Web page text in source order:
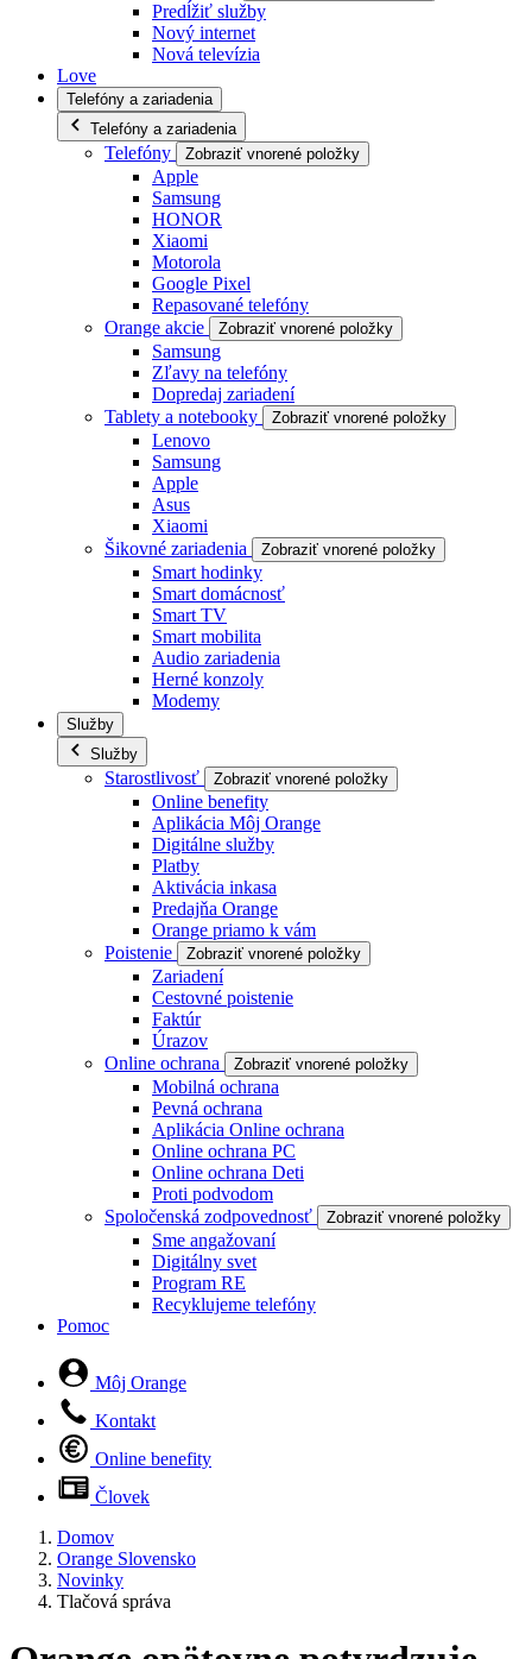
Predĺžiť služby
Nový internet
Nová televízia
Love
Telefóny a zariadenia
Telefóny a zariadenia
Telefóny Zobraziť vnorené položky
Apple
Samsung
HONOR
Xiaomi
Motorola
Google Pixel
Repasované telefóny
Orange akcie
Zobraziť vnorené položky
Samsung
Zľavy na telefóny
Dopredaj zariadení
Tablety a notebooky
Zobraziť vnorené položky
Lenovo
Samsung
Apple
Asus
Xiaomi
Šikovné zariadenia
Zobraziť vnorené položky
Smart hodinky
Smart domácnosť
Smart TV
Smart mobilita
Audio zariadenia
Herné konzoly
Modemy
Služby
Služby
Starostlivosť Zobraziť vnorené položky
Online benefity
Aplikácia Môj Orange
Digitálne služby
Platby
Aktivácia inkasa
Predajňa Orange
Orange priamo k vám
Poistenie
Zobraziť vnorené položky
Zariadení
Cestovné poistenie
Faktúr
Úrazov
Online ochrana
Zobraziť vnorené položky
Mobilná ochrana
Pevná ochrana
Aplikácia Online ochrana
Online ochrana PC
Online ochrana Deti
Proti podvodom
Spoločenská zodpovednosť
Zobraziť vnorené položky
Sme angažovaní
Digitálny svet
Program RE
Recyklujeme telefóny
Pomoc
Môj Orange
Kontakt
Online benefity
Človek
Domov
Orange Slovensko
Novinky
Tlačová správa